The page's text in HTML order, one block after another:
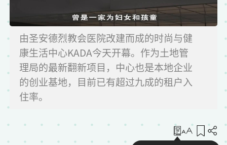
由圣安德烈教会医院改建而成的时尚与健
康生活中心KADA今天开幕。作为土地管
理局的最新翻新项目，中心也是本地企业
的创业基地，目前已有超过九成的租户入
住率。
收藏